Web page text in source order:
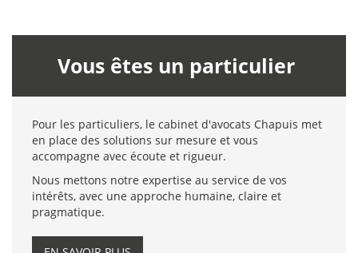
Vous êtes un particulier
Pour les particuliers, le cabinet d'avocats Chapuis met
en place des solutions sur mesure et vous
accompagne avec écoute et rigueur.
Nous mettons notre expertise au service de vos
intérêts, avec une approche humaine, claire et
pragmatique.